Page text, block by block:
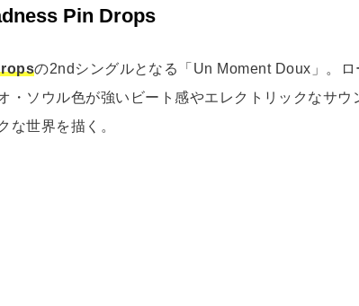
Pin Drops
の2ndシングルとなる「Un Moment Doux」。
・ソウル色が強いビート感やエレクトリックなサ
な世界を描く。